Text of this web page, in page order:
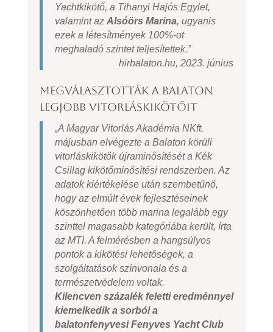
Yachtkikötő, a Tihanyi Hajós Egylet,
valamint az Alsóörs Marina, ugyanis
ezek a létesítmények 100%-ot
meghaladó szintet teljesítettek.”
hirbalaton.hu, 2023. június
Megválasztották a Balaton
legjobb vitorláskikötőit
„A Magyar Vitorlás Akadémia NKft.
májusban elvégezte a Balaton körüli
vitorláskikötők újraminősítését a Kék
Csillag kikötőminősítési rendszerben. Az
adatok kiértékelése után szembetűnő,
hogy az elmúlt évek fejlesztéseinek
köszönhetően több marina legalább egy
szinttel magasabb kategóriába került, írta
az MTI. A felmérésben a hangsúlyos
pontok a kikötési lehetőségek, a
szolgáltatások színvonala és a
természetvédelem voltak.
Kilencven százalék feletti eredménnyel
kiemelkedik a sorból a
balatonfenyvesi Fenyves Yacht Club